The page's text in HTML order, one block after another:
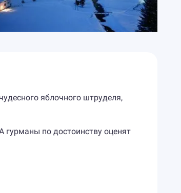
яблочного штруделя,
гурманы по достоинству оценят